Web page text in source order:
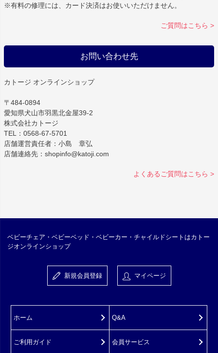
※有料の修理には、カード決済はお使いいただけません。
ご質問はこちら >
お問い合わせ先
カトージ オンラインショップ
〒484-0894
愛知県犬山市羽黒北金屋39-2
株式会社カトージ
TEL：0568-67-5701
店舗運営責任者：小島 章弘
店舗連絡先：shopinfo@katoji.com
よくあるご質問はこちら >
ベビーチェア・ベビーベッド・ベビーカー・チャイルドシートはカトー
ジオンラインショップ
新規会員登録 マイページ
ホーム
ご利用ガイド
Q&A
会員サービス